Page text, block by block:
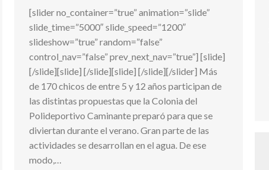
[slider no_container=”true” animation=”slide”
slide_time=”5000″ slide_speed=”1200″
slideshow=”true” random=”false”
control_nav=”false” prev_next_nav=”true”] [slide]
[/slide][slide] [/slide][slide] [/slide][/slider] Más
de 170 chicos de entre 5 y 12 años participan de
las distintas propuestas que la Colonia del
Polideportivo Caminante preparó para que se
diviertan durante el verano. Gran parte de las
actividades se desarrollan en el agua. De ese
modo,…